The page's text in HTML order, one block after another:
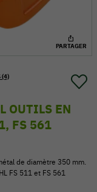
PARTAGER
(4)
OUTILS EN
FS 561
de diamètre 350 mm.
FS 511 et FS 561